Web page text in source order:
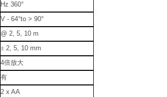
Hz 360°
V - 64°to > 90°
@ 2, 5, 10 m
± 2, 5, 10 mm
4倍放大
有
2 x AA